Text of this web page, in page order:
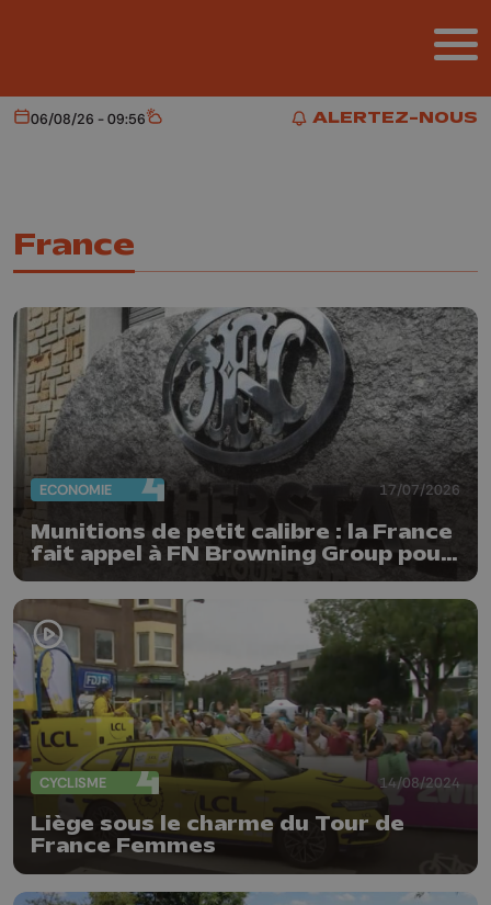
ALERTEZ-NOUS
ALERTEZ-NOUS
Aujourd'hui
06/08/26 - 09:56 Météo
France
ECONOMIE 17/07/2026
Munitions de petit calibre : la France
fait appel à FN Browning Group pour
relocaliser sa production
CYCLISME 14/08/2024
Liège sous le charme du Tour de
France Femmes